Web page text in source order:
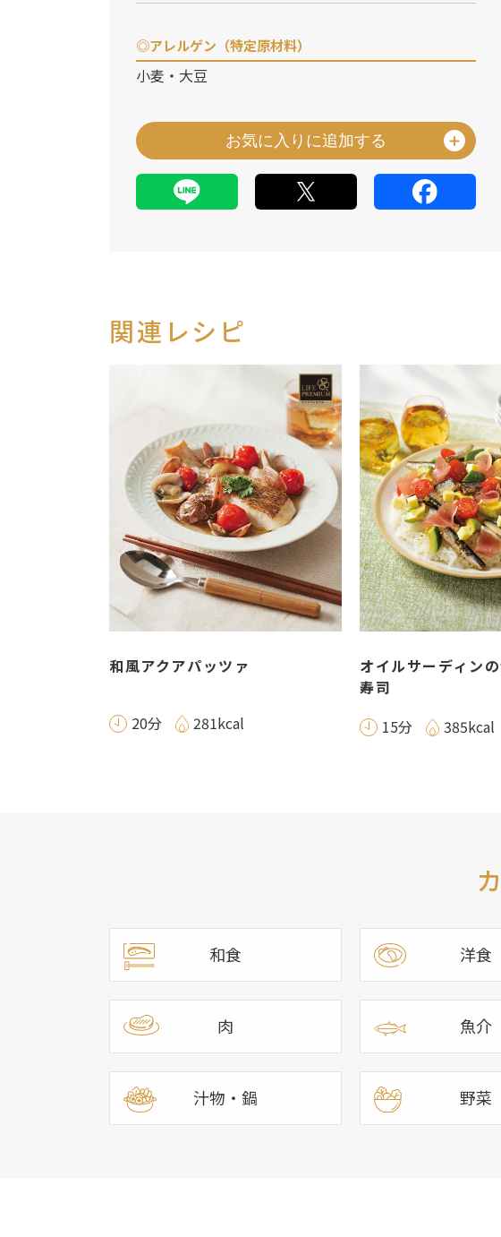
◎アレルゲン（特定原材料）
小麦・大豆
お気に入りに追加する
関連レシピ
和風アクアパッツァ
20分 281kcal
オイルサーディン
寿司
15分
385kcal
和食 洋食
肉 魚介
汁物・鍋 野菜